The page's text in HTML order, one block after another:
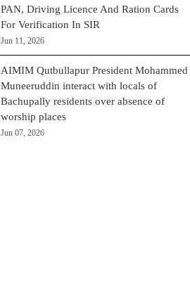
PAN, Driving Licence And Ration Cards
For Verification In SIR
Jun 11, 2026
AIMIM Qutbullapur President Mohammed
Muneeruddin interact with locals of
Bachupally residents over absence of
worship places
Jun 07, 2026